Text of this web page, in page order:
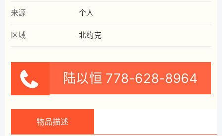
来源 个人
区域 北约克
陆以恒 778-628-8964
物品描述